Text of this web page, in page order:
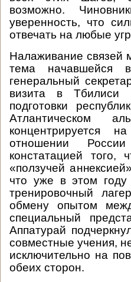
возможно.
уверенность, что
отвечать на любые
Налаживание
тема начавшейся
генеральный
визита в Тбилиси
подготовки
Атлантическом
концентрируется
отношении
констатацией того,
«ползучей
что уже в этом году
тренировочный
обмену опытом
специальный
Аппатурай
совместные учения,
исключительно на
обеих сторон.